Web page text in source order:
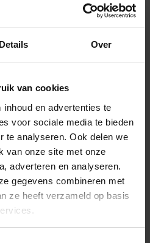
Details Over
van cookies
en advertenties te
voor sociale media te bieden
te analyseren. Ook delen we
van onze site met onze
adverteren en analyseren.
gegevens combineren met
ze heeft verzameld op basis